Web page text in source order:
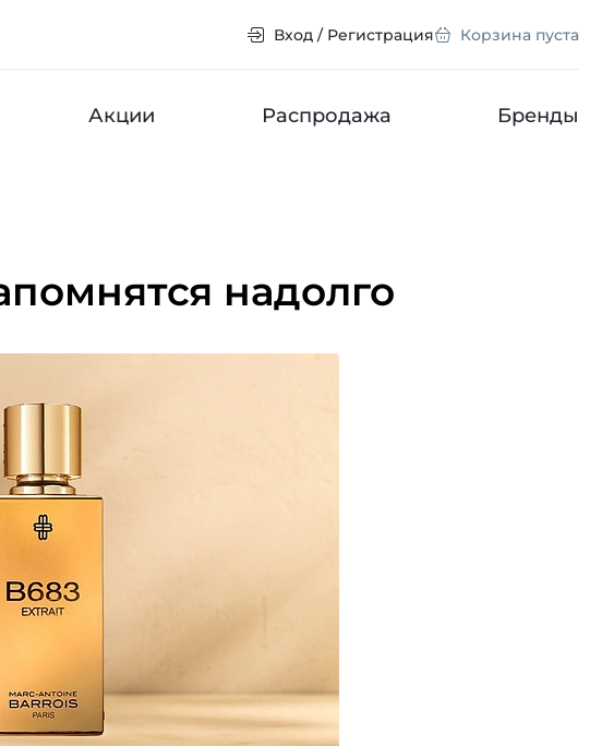
Вход / Регистрация Корзина пуста
Акции Распродажа Бренды
надолго